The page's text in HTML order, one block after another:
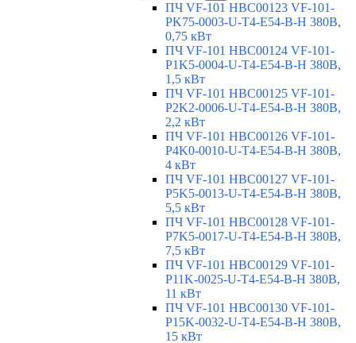
ПЧ VF-101 HBC00123 VF-101-
PK75-0003-U-T4-E54-B-H 380В,
0,75 кВт
ПЧ VF-101 HBC00124 VF-101-
P1K5-0004-U-T4-E54-B-H 380В,
1,5 кВт
ПЧ VF-101 HBC00125 VF-101-
P2K2-0006-U-T4-E54-B-H 380В,
2,2 кВт
ПЧ VF-101 HBC00126 VF-101-
P4K0-0010-U-T4-E54-B-H 380В,
4 кВт
ПЧ VF-101 HBC00127 VF-101-
P5K5-0013-U-T4-E54-B-H 380В,
5,5 кВт
ПЧ VF-101 HBC00128 VF-101-
P7K5-0017-U-T4-E54-B-H 380В,
7,5 кВт
ПЧ VF-101 HBC00129 VF-101-
P11K-0025-U-T4-E54-B-H 380В,
11 кВт
ПЧ VF-101 HBC00130 VF-101-
P15K-0032-U-T4-E54-B-H 380В,
15 кВт